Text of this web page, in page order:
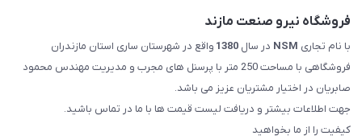
فروشگاه نیرو صنعت مازند
با نام تجاری NSM در سال 1380 واقع در شهرستان ساری استان مازندران
فروشگاهی با مساحت 250 متر با پرسنل های مجرب و مدیریت مهندس محمود
صابریان در اختیار مشتریان عزیز می باشد.
جهت اطلاعات بیشتر و دریافت لیست قیمت ها با ما در تماس باشید.
کیفیت را از ما بخواهید